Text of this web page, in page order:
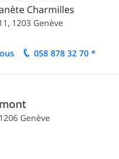
Charmilles
1203 Genève
058 878 32 70 *
1206 Genève